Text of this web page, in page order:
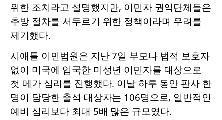
위한 조치라고 설명했지만, 이민자 권익단체들은
추방 절차를 서두르기 위한 정책이라며 우려를
제기했다.
시애틀 이민법원은 지난 7일 부모나 법적 보호자
없이 미국에 입국한 미성년 이민자를 대상으로
첫 메가 심리를 진행했다. 이날 하루 동안 판사 한
명이 담당한 출석 대상자는 106명으로, 일반적인
예비 심리보다 최대 5배 많은 규모였다.